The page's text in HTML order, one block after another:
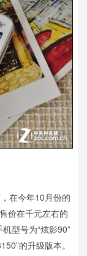
在今年10月份的
价在千元左右的
型号为“炫影90”
的升级版本。